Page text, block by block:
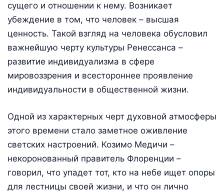
сущего и отношении к нему. Возникает
убеждение в том, что человек – высшая
ценность. Такой взгляд на человека обусловил
важнейшую черту культуры Ренессанса –
развитие индивидуализма в сфере
мировоззрения и всестороннее проявление
индивидуальности в общественной жизни.
Одной из характерных черт духовной атмосферы
этого времени стало заметное оживление
светских настроений. Козимо Медичи –
некоронованный правитель Флоренции –
говорил, что упадет тот, кто на небе ищет опоры
для лестницы своей жизни, и что он лично